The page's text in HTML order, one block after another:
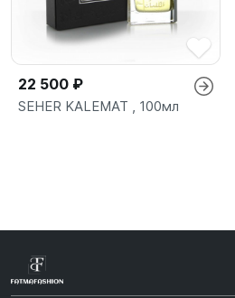
22 500 ₽
SEHER KALEMAT , 100мл